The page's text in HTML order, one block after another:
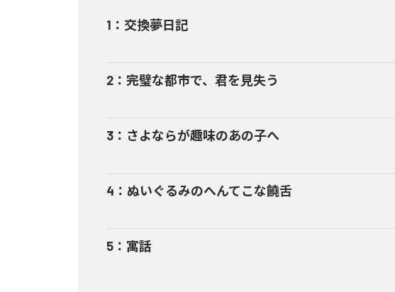
1 ： 交換夢日記
2 ： 完璧な都市で、君を見失う
3 ： さよならが趣味のあの子へ
4 ： ぬいぐるみのへんてこな饒舌
5 ： 寓話